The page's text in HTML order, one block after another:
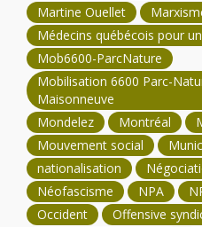
Martine Ouellet
Médecins québécois pour
Mob6600-ParcNature
Mobilisation 6600 Parc-
Maisonneuve
Mondelez
Montréal
Mouvement social
nationalisation
Néofascisme
NPA
Occident
Offensive